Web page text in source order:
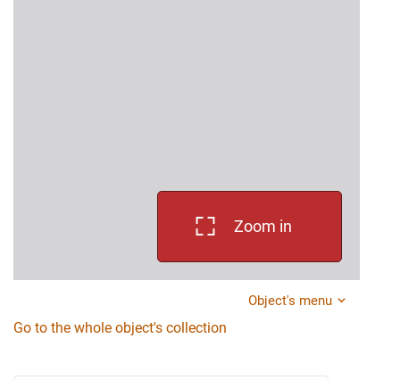
Zoom in
Object's menu
Go to the whole object's collection